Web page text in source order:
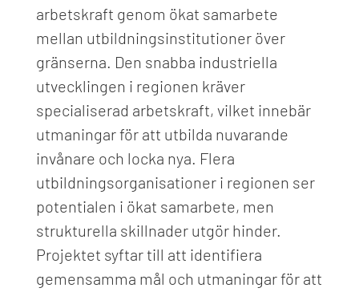
arbetskraft genom ökat samarbete
mellan utbildningsinstitutioner över
gränserna. Den snabba industriella
utvecklingen i regionen kräver
specialiserad arbetskraft, vilket innebär
utmaningar för att utbilda nuvarande
invånare och locka nya. Flera
utbildningsorganisationer i regionen ser
potentialen i ökat samarbete, men
strukturella skillnader utgör hinder.
Projektet syftar till att identifiera
gemensamma mål och utmaningar för att